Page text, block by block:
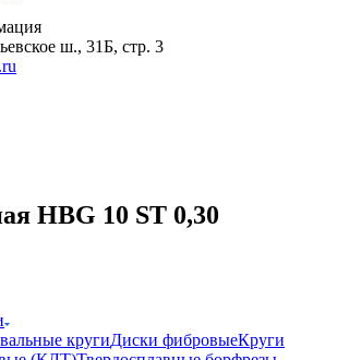
ш., 31Б, стр. 3
HBG 10 ST 0,30
кругиДиски фибровыеКруги